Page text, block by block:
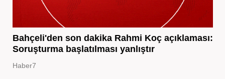
Bahçeli'den son dakika Rahmi Koç açıklaması:
Soruşturma başlatılması yanlıştır
Haber7